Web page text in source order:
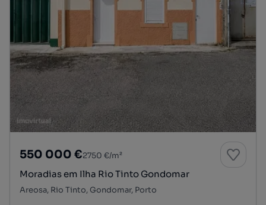
550 000 €2750 €/m²
Moradias em Ilha Rio Tinto Gondomar
Areosa, Rio Tinto, Gondomar, Porto